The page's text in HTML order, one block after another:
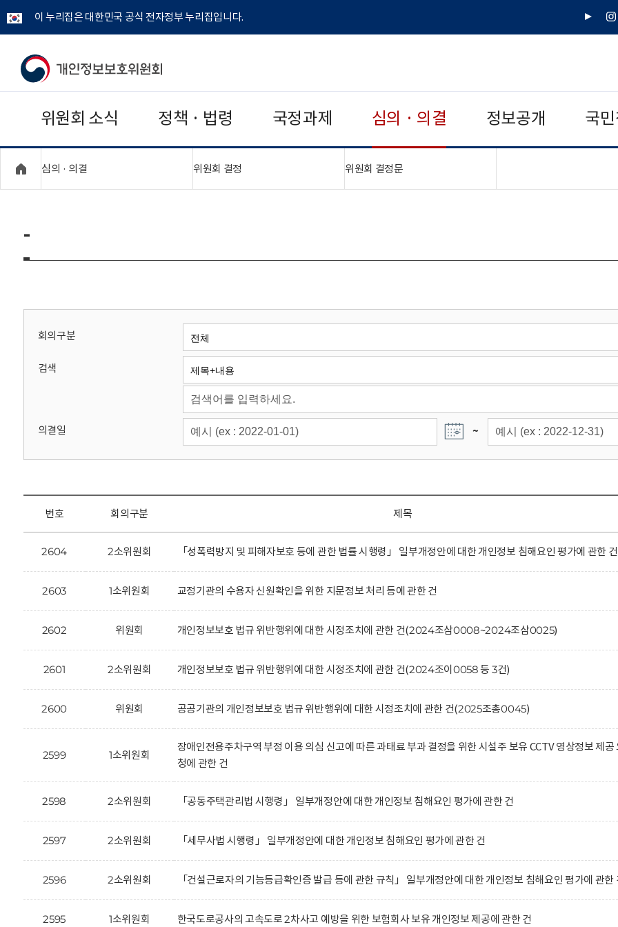
이 누리집은 대한민국 공식 전자정부 누리집입니다.
유
인
개
보
보
위
회
위원회 소식 정책 · 법령 국정과제 심의 · 의결 정보공개 국
심의 · 의결 위원회 결정 위원회 결정문"접기,펼치기"
-
회의구분
검색
의결일 ~
번호 회의구분 제목
2604 2소위원회 「성폭력방지 및 피해자보호 등에 관한 법률 시행령」 일부개정안에 대한 개인정보 침해요인 평가에 관한 건
2603 1소위원회 교정기관의 수용자 신원확인을 위한 지문정보 처리 등에 관한 건
2602 위원회 개인정보보호 법규 위반행위에 대한 시정조치에 관한 건(2024조삼0008~2024조삼0025)
2601 2소위원회 개인정보보호 법규 위반행위에 대한 시정조치에 관한 건(2024조이0058 등 3건)
2600 위원회 공공기관의 개인정보보호 법규 위반행위에 대한 시정조치에 관한 건(2025조총0045)
2599 1소위원회
장애인전용주차구역 부정 이용 의심 신고에 따른 과태료 부과 결정을 위한 시설주 보유 CCTV 영상정보 제공
청에 관한 건
2598 2소위원회 「공동주택관리법 시행령」 일부개정안에 대한 개인정보 침해요인 평가에 관한 건
2597 2소위원회 「세무사법 시행령」 일부개정안에 대한 개인정보 침해요인 평가에 관한 건
2596 2소위원회 「건설근로자의 기능등급확인증 발급 등에 관한 규칙」 일부개정안에 대한 개인정보 침해요인 평가에 관한
2595 1소위원회 한국도로공사의 고속도로 2차사고 예방을 위한 보험회사 보유 개인정보 제공에 관한 건